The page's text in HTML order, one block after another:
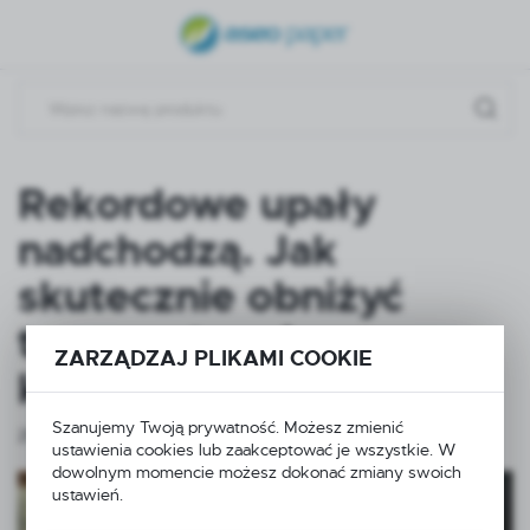
Rekordowe upały
nadchodzą. Jak
skutecznie obniżyć
temperaturę bez
klimatyzacji?
29 - 06 - 2026
ZARZĄDZAJ PLIKAMI COOKIE
Szanujemy Twoją prywatność. Możesz zmienić
ustawienia cookies lub zaakceptować je wszystkie. W
dowolnym momencie możesz dokonać zmiany swoich
ustawień.
USTAWIENIA REGIONALNE
Język
polski
Waluta
Polski złoty (PLN)
ZAPISZ